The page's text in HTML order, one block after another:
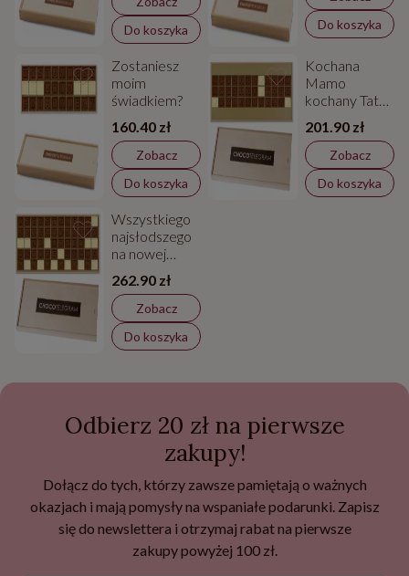
Do koszyka
Do koszyka
Zostaniesz
moim
świadkiem?
160.40 zł
Zobacz
Do koszyka
Kochana
Mamo
kochany Tato
dziękujemy
201.90 zł
Zobacz
Do koszyka
Wszystkiego
najsłodszego
na nowej
drodze życia
262.90 zł
Zobacz
Do koszyka
Odbierz 20 zł na pierwsze
zakupy!
Dołącz do tych, którzy zawsze pamiętają o ważnych
okazjach i mają pomysły na wspaniałe podarunki. Zapisz
się do newslettera i otrzymaj rabat na pierwsze
zakupy powyżej 100 zł.